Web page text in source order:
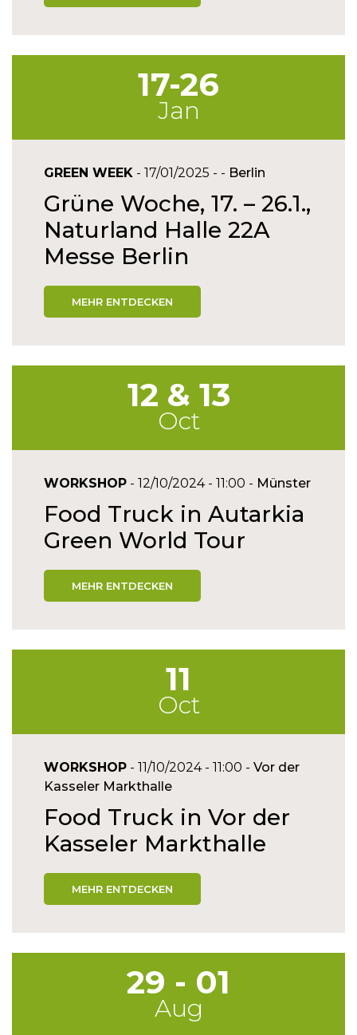
17-26
Jan
GREEN WEEK - 17/01/2025 - - Berlin
Grüne Woche, 17. – 26.1.,
Naturland Halle 22A
Messe Berlin
MEHR ENTDECKEN
12 & 13
Oct
WORKSHOP - 12/10/2024 - 11:00 - Münster
Food Truck in Autarkia
Green World Tour
MEHR ENTDECKEN
11
Oct
WORKSHOP - 11/10/2024 - 11:00 - Vor der
Kasseler Markthalle
Food Truck in Vor der
Kasseler Markthalle
MEHR ENTDECKEN
29 - 01
Aug